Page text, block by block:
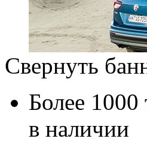
Свернуть
Более 1000
в наличии